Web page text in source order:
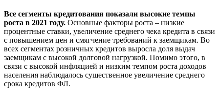
Все сегменты кредитования показали высокие темпы
роста в 2021 году. Основные факторы роста – низкие
процентные ставки, увеличение среднего чека кредита в связи
с повышением цен и смягчение требований к заемщикам. Во
всех сегментах розничных кредитов выросла доля выдач
заемщикам с высокой долговой нагрузкой. Помимо этого, в
связи с высокой инфляцией и низким темпом роста доходов
населения наблюдалось существенное увеличение среднего
срока кредитов ФЛ.